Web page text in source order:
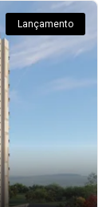
Lançamento